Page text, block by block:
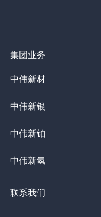
集团业务
中伟新材
中伟新银
中伟新铂
中伟新氢
联系我们